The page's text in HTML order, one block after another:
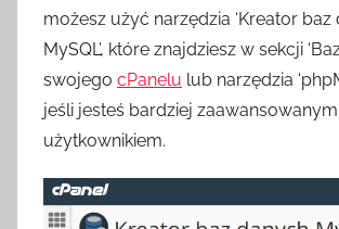
możesz użyć narzędzia ‘Kreator baz
MySQL’, które znajdziesz w sekcji
swojego cPanelu lub narzędzia
jeśli jesteś bardziej zaawansowanym
użytkownikiem.